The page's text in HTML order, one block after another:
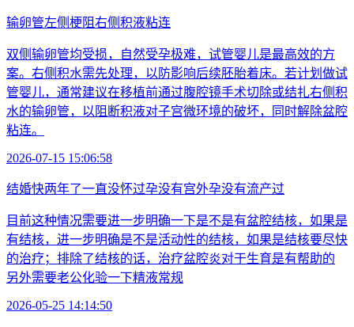
输卵管左侧梗阻右侧积液粘连
双侧输卵管均受损，自然受孕极难，试管婴儿是最高效的方
案。右侧积水需先处理，以防影响后续胚胎着床。若计划做试
管婴儿，通常建议在移植前通过腹腔镜手术切除或结扎右侧积
水的输卵管，以阻断积液对子宫微环境的破坏，同时解除盆腔
粘连。
2026-07-15 15:06:58
结婚快两年了一直没怀过孕没有宫外孕没有流产过
目前这种情况需要进一步明确一下是不是有盆腔结核，如果是
有结核，进一步明确是不是活动性的结核，如果是结核要尽快
的治疗；排除了结核的话，治疗盆腔炎对于生育是有帮助的
另外需要老公化验一下精液常规
2026-05-25 14:14:50